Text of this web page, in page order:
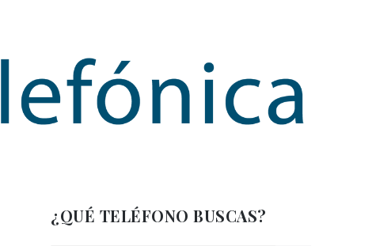
¿QUÉ TELÉFONO BUSCAS?